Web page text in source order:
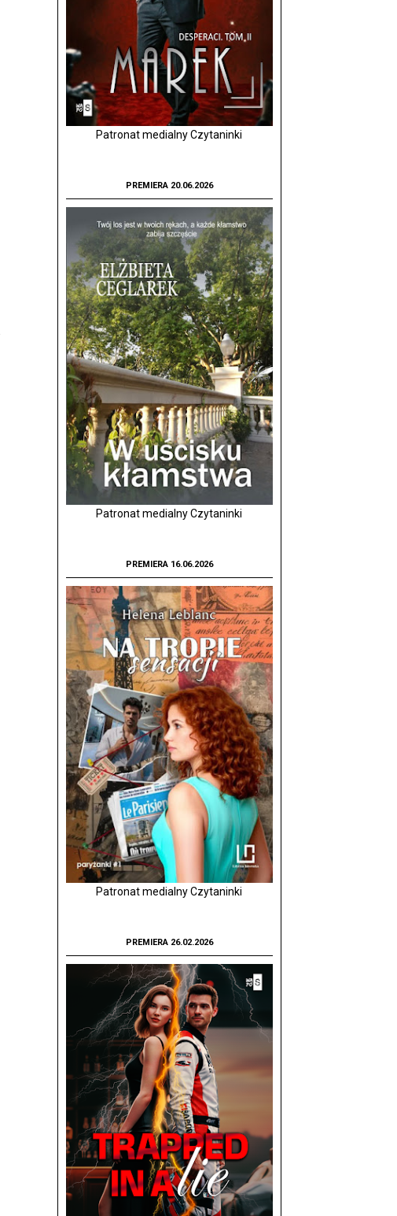
Patronat medialny Czytaninki
PREMIERA 20.06.2026
Patronat medialny Czytaninki
PREMIERA 16.06.2026
Patronat medialny Czytaninki
PREMIERA 26.02.2026